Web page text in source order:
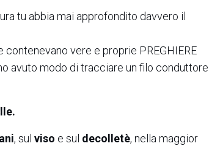
tu abbia mai approfondito davvero il
vere e proprie PREGHIERE
avuto modo di tracciare un filo conduttore
, sul viso e sul decolletè, nella maggior